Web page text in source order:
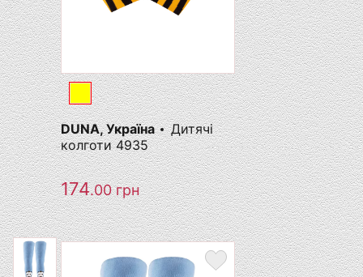
DUNA, Україна
Дитячі
колготи 4935
174.00грн